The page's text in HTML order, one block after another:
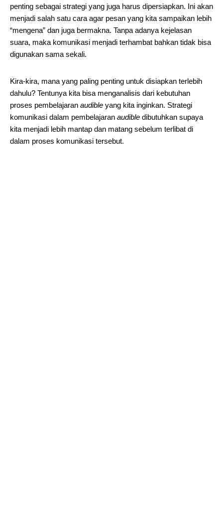
penting sebagai strategi yang juga harus dipersiapkan. Ini akan
menjadi salah satu cara agar pesan yang kita sampaikan lebih
“mengena” dan juga bermakna. Tanpa adanya kejelasan
suara, maka komunikasi menjadi terhambat bahkan tidak bisa
digunakan sama sekali.
Kira-kira, mana yang paling penting untuk disiapkan terlebih
dahulu? Tentunya kita bisa menganalisis dari kebutuhan
proses pembelajaran audible yang kita inginkan. Strategi
komunikasi dalam pembelajaran audible dibutuhkan supaya
kita menjadi lebih mantap dan matang sebelum terlibat di
dalam proses komunikasi tersebut.